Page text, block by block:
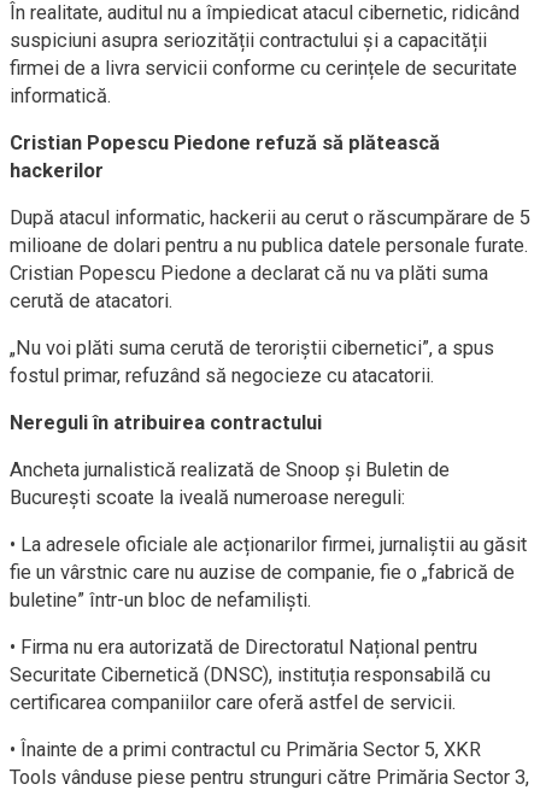
În realitate, auditul nu a împiedicat atacul cibernetic, ridicând
suspiciuni asupra seriozității contractului și a capacității
firmei de a livra servicii conforme cu cerințele de securitate
informatică.
Cristian Popescu Piedone refuză să plătească
hackerilor
După atacul informatic, hackerii au cerut o răscumpărare de 5
milioane de dolari pentru a nu publica datele personale furate.
Cristian Popescu Piedone a declarat că nu va plăti suma
cerută de atacatori.
„Nu voi plăti suma cerută de teroriștii cibernetici”, a spus
fostul primar, refuzând să negocieze cu atacatorii.
Nereguli în atribuirea contractului
Ancheta jurnalistică realizată de Snoop și Buletin de
București scoate la iveală numeroase nereguli:
• La adresele oficiale ale acționarilor firmei, jurnaliștii au găsit
fie un vârstnic care nu auzise de companie, fie o „fabrică de
buletine” într-un bloc de nefamiliști.
• Firma nu era autorizată de Directoratul Național pentru
Securitate Cibernetică (DNSC), instituția responsabilă cu
certificarea companiilor care oferă astfel de servicii.
• Înainte de a primi contractul cu Primăria Sector 5, XKR
Tools vânduse piese pentru strunguri către Primăria Sector 3,